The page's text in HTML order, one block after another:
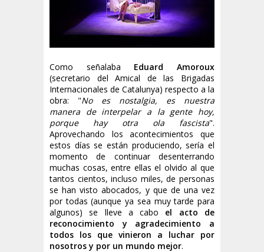
Como señalaba Eduard Amoroux
(secretario del Amical de las Brigadas
Internacionales de Catalunya) respecto a la
obra: "No es nostalgia, es nuestra
manera de interpelar a la gente hoy,
porque hay otra ola fascista".
Aprovechando los acontecimientos que
estos días se están produciendo, sería el
momento de continuar desenterrando
muchas cosas, entre ellas el olvido al que
tantos cientos, incluso miles, de personas
se han visto abocados, y que de una vez
por todas (aunque ya sea muy tarde para
algunos) se lleve a cabo el acto de
reconocimiento y agradecimiento a
todos los que vinieron a luchar por
nosotros y por un mundo mejor.